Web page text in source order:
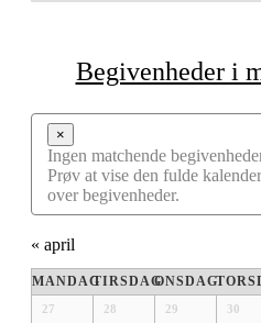
Begivenheder i
×
Ingen matchende
Prøv at vise den fulde
over begivenheder.
« april
Kalender
af
Kalender
MANDAGTIRSDAGONSDAG
27 28 29 30